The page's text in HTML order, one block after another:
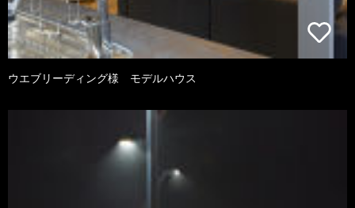
ウエブリーディング様 モデルハウス